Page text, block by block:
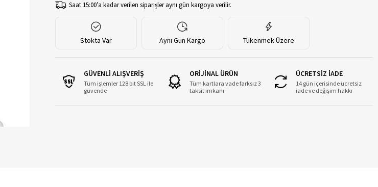
Saat 15:00’a kadar verilen siparişler aynı gün kargoya verilir.
Stokta Var Aynı Gün Kargo Tükenmek Üzere
GÜVENLİ ALIŞVERİŞ
Tüm işlemler 128 bit SSL ile
güvende
ORİJİNAL ÜRÜN
Tüm kartlara vade farksız 3
taksit imkanı
ÜCRETSİZ İADE
14 gün içerisinde ücretsiz
iade ve değişim hakkı